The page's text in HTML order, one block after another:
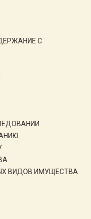
С
ВИДОВ ИМУЩЕСТВА